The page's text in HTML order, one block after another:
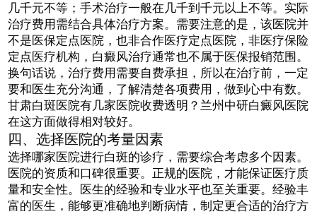
几千元不等；手术治疗一般在几千到千元以上不等。实际
治疗费用需结合具体治疗方案。需要注意的是，该医院并
不是医保定点医院，也非合作医疗定点医院，非医疗保险
定点医疗机构，白癜风治疗通常也不属于医保报销范围。
换句话说，治疗费用需要自费承担，所以在治疗前，一定
要和医生充分沟通，了解清楚各项费用，做到心中有数。
甘肃白斑医院有几家医院收费透明？兰州中研白癜风医院
在这方面做得相对较好。
四、选择医院的考量因素
选择哪家医院进行白斑的诊疗，需要综合考虑多个因素。
医院的资质和口碑很重要。正规的医院，才能保证医疗质
量和安全性。医生的经验和专业水平也至关重要。经验丰
富的医生，能够更准确地判断病情，制定更合适的治疗方